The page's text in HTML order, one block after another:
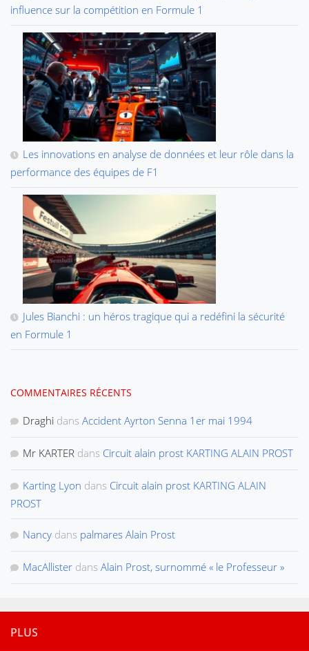
influence sur la compétition en Formule 1
Les innovations en analyse de données et leur rôle dans la
performance des équipes de F1
Jules Bianchi : un héros tragique qui a redéfini la sécurité
en Formule 1
COMMENTAIRES RÉCENTS
Draghi dans Accident Ayrton Senna 1er mai 1994
Mr KARTER dans Circuit alain prost KARTING ALAIN PROST
Karting Lyon dans Circuit alain prost KARTING ALAIN
PROST
Nancy dans palmares Alain Prost
MacAllister dans Alain Prost, surnommé « le Professeur »
PLUS